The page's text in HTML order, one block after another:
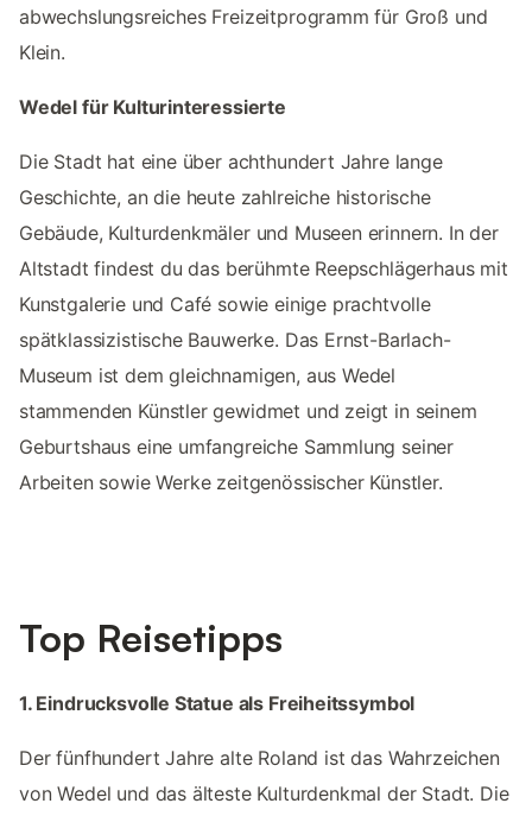
abwechslungsreiches Freizeitprogramm für Groß und
Klein.
Wedel für Kulturinteressierte
Die Stadt hat eine über achthundert Jahre lange
Geschichte, an die heute zahlreiche historische
Gebäude, Kulturdenkmäler und Museen erinnern. In der
Altstadt findest du das berühmte Reepschlägerhaus mit
Kunstgalerie und Café sowie einige prachtvolle
spätklassizistische Bauwerke. Das Ernst-Barlach-
Museum ist dem gleichnamigen, aus Wedel
stammenden Künstler gewidmet und zeigt in seinem
Geburtshaus eine umfangreiche Sammlung seiner
Arbeiten sowie Werke zeitgenössischer Künstler.
Top Reisetipps
1. Eindrucksvolle Statue als Freiheitssymbol
Der fünfhundert Jahre alte Roland ist das Wahrzeichen
von Wedel und das älteste Kulturdenkmal der Stadt. Die